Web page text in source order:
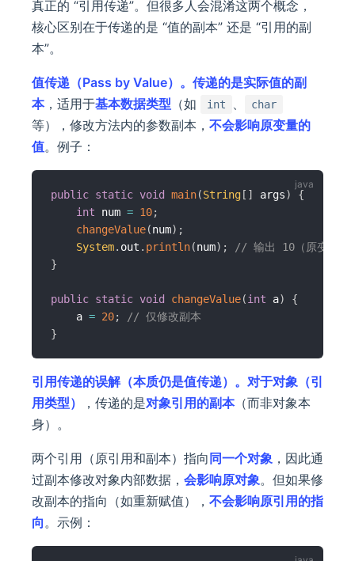
真正的 “引用传递”。但很多人会混淆这两个概念，
核心区别在于传递的是 “值的副本” 还是 “引用的副
本”。
值传递（Pass by Value）。 传递的是实际值的副
本，适用于基本数据类型 （如 int 、 char
等），修改方法内的参数副本， 不会影响原变量的
值。例子：
public static void main(String [ ] args)
{
int num = 10;
changeValue(num) ;
System. out . println(num) ;
// 输出 10（原变量未
}
public static void changeValue(int a)
{
    a
= 20;
// 仅修改副本
}
引用传递的误解（本质仍是值传递）。 对于对象（引
用类型）
，传递的是对象引用的副本（而非对象本
身）。
两个引用（原引用和副本）指向 同一个对象 ，因此通
过副本修改对象内部数据， 会影响原对象。但如果修
改副本的指向（如重新赋值）， 不会影响原引用的指
向。示例：